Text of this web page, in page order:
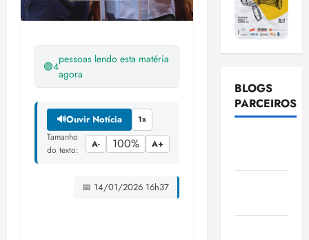
🟢4
pessoas lendo esta matéria
agora
🔊Ouvir Notícia 1x
Tamanho
do texto:
A- 100% A+
📅 14/01/2026 16h37
BLOGS
PARCEIROS